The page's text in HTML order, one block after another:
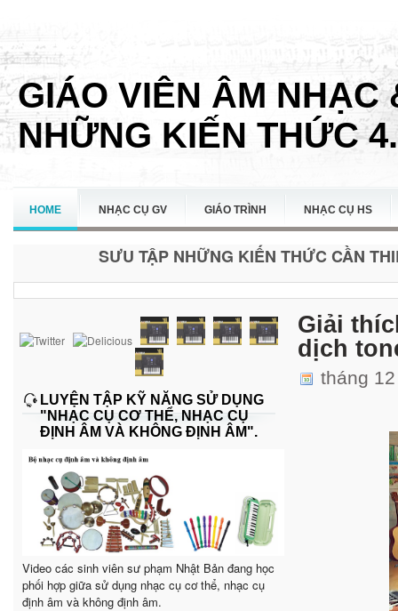
GIÁO VIÊN ÂM NHẠC
NHỮNG KIẾN THỨC
HOME NHẠC CỤ GV GIÁO TRÌNH NHẠC CỤ HS
SƯU TẬP NHỮNG KIẾN THỨC CẦN
LUYỆN TẬP KỸ NĂNG SỬ DỤNG
"NHẠC CỤ CƠ THỂ, NHẠC CỤ
ĐỊNH ÂM VÀ KHÔNG ĐỊNH ÂM".
Video các sinh viên sư phạm Nhật Bản đang học
phối hợp giữa sử dụng nhạc cụ cơ thể, nhạc cụ
định âm và không định âm.
Giải
dịch
tháng